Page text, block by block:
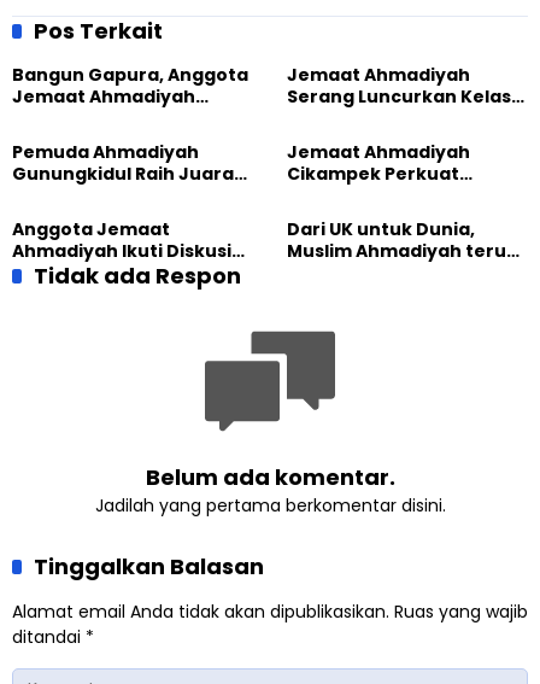
Surabaya
Dedikasi Alumni dalam
Pos Terkait
Bangun Gapura, Anggota
Jemaat Ahmadiyah
Sambut HUT RI ke-81
Jemaat Ahmadiyah
Serang Luncurkan Kelas
Generasi Unggul
Pemuda Ahmadiyah
Gunungkidul Raih Juara
Jemaat Ahmadiyah
Cikampek Perkuat
Lewat Pengajian
Gabungan
Anggota Jemaat
Ahmadiyah Ikuti Diskusi
Pluralisme di Yogyakarta
Dari UK untuk Dunia,
Muslim Ahmadiyah terus
Tidak ada Respon
Belum ada komentar.
Jadilah yang pertama berkomentar disini.
Tinggalkan Balasan
Alamat email Anda tidak akan dipublikasikan. Ruas yang wajib
ditandai *